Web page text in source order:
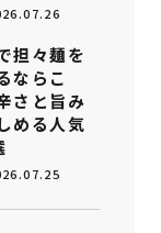
担々麺を
ならこ
さと旨み
める人気